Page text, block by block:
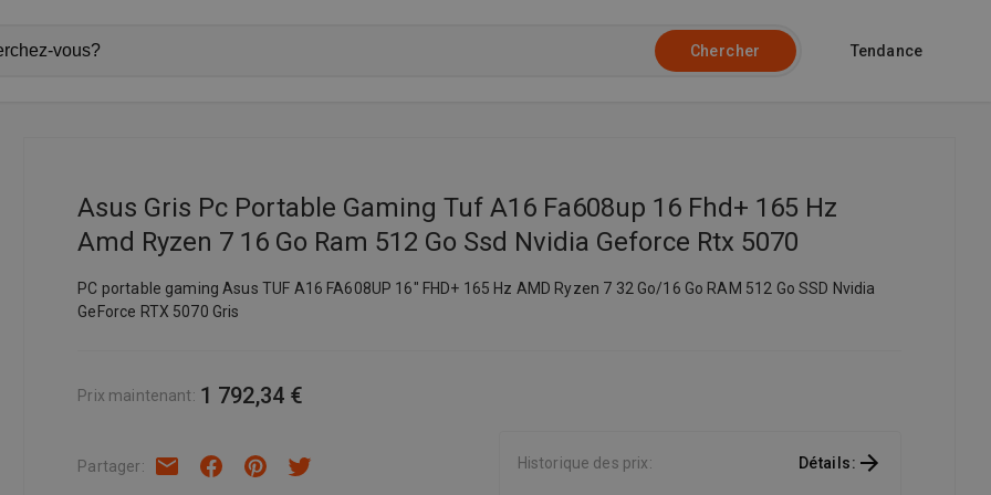
Chercher Tendance
Asus Gris Pc Portable Gaming Tuf A16 Fa608up 16 Fhd+ 165 Hz
Amd Ryzen 7 16 Go Ram 512 Go Ssd Nvidia Geforce Rtx 5070
PC portable gaming Asus TUF A16 FA608UP 16" FHD+ 165 Hz AMD Ryzen 7 32 Go/16 Go RAM 512 Go SSD Nvidia
GeForce RTX 5070 Gris
Prix maintenant: 1 792,34 €
Partager: Historique des prix: Détails: